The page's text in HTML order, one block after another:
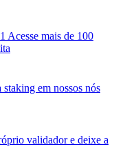
Acesse mais de 100
staking em nossos nós
validador e deixe a